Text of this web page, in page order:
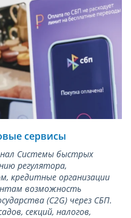
сервисы
Системы быстрых
регулятора,
кредитные организации
возможность
(С2G) через СБП.
секций, налогов,